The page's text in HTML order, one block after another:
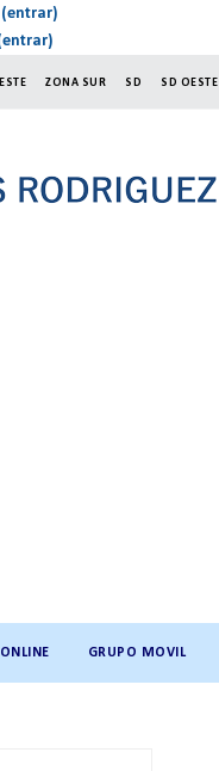
(entrar)
ZONA SUR SD SD OESTE
GRUPO MOVIL